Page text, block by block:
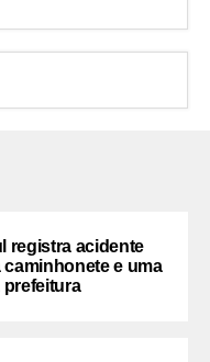
registra acidente
e uma
prefeitura